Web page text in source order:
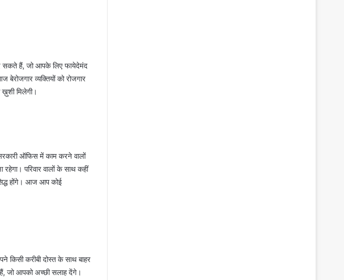
सकते हैं, जो आपके लिए फायेदेमंद
व्यक्तियों को रोजगार
मिलेगी।
ऑफिस में काम करने वालों
परिवार वालों के साथ कहीं
होंगे। आज आप कोई
करीबी दोस्त के साथ बाहर
जो आपको अच्छी सलाह देंगे।